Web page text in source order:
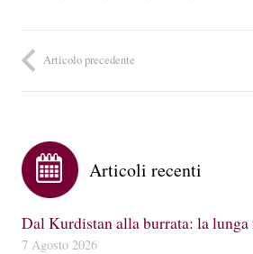
Articolo precedente
Articoli recenti
Dal Kurdistan alla burrata: la
7 Agosto 2026